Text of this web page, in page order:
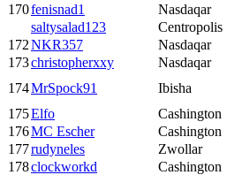
170fenisnad1 Nasdaqar
saltysalad123
Centropolis
172NKR357 Nasdaqar
173christopherxxy Nasdaqar
174MrSpock91 Ibisha
175Elfo Cashington
176MC Escher Cashington
177rudyneles Zwollar
178clockworkd Cashington